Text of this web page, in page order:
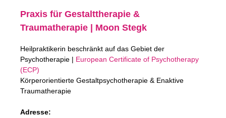
Praxis für Gestalttherapie &
Traumatherapie | Moon Stegk
Heilpraktikerin beschränkt auf das Gebiet der
Psychotherapie | European Certificate of Psychotherapy
(ECP)
Körperorientierte Gestaltpsychotherapie & Enaktive
Traumatherapie
Adresse: